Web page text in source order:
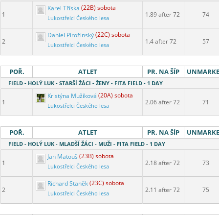
1
Karel Tříska (22B) sobota
Lukostřelci Českého lesa 1.89 after 72 74
2
Daniel Pirožinský(22C) sobota
Lukostřelci Českého lesa 1.4 after 72 57
POŘ. ATLET PR. NA ŠÍP
FIELD - HOLÝ LUK - STARŠÍ ŽÁCI - ŽENY - FITA FIELD - 1 DAY
1
Kristýna Mužíková (20A) sobota
Lukostřelci Českého lesa 2.06 after 72 71
POŘ. ATLET PR. NA ŠÍP
FIELD - HOLÝ LUK - MLADŠÍ ŽÁCI - MUŽI - FITA FIELD - 1 DAY
1
Jan Matouš (23B) sobota
Lukostřelci Českého lesa 2.18 after 72 73
2
Richard Staněk(23C) sobota
Lukostřelci Českého lesa 2.11 after 72 75